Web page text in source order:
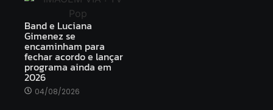
Band e Luciana
Gimenez se
encaminham para
fechar acordo e lançar
programa ainda em
2026
04/08/2026